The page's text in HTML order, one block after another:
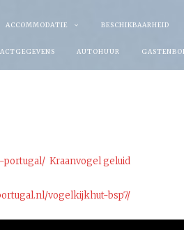
ACCOMMODATIE BESCHIKBAARHEID
AUTOHUUR
portugal/ Kraanvogel geluid
vogelkijkhut-bsp7/